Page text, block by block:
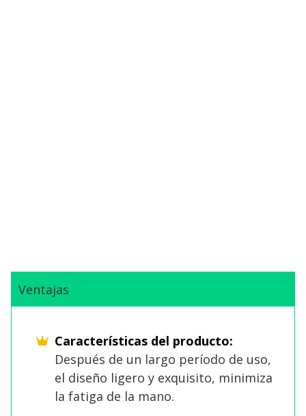
Ventajas
Características del producto:
Después de un largo período de uso,
el diseño ligero y exquisito, minimiza
la fatiga de la mano.